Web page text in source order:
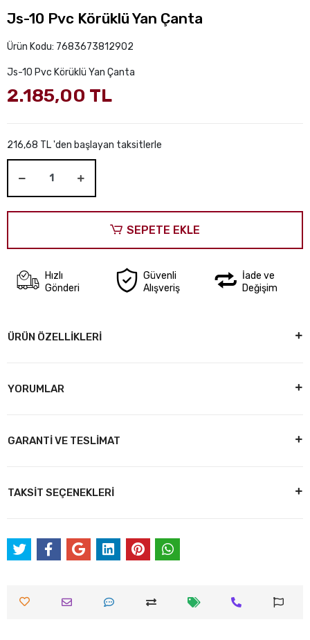
Js-10 Pvc Körüklü Yan Çanta
Ürün Kodu: 7683673812902
Js-10 Pvc Körüklü Yan Çanta
2.185,00 TL
216,68 TL 'den başlayan taksitlerle
SEPETE EKLE
Hızlı
Gönderi
Güvenli
Alışveriş
İade ve
Değişim
ÜRÜN ÖZELLİKLERİ
YORUMLAR
GARANTİ VE TESLİMAT
TAKSİT SEÇENEKLERİ